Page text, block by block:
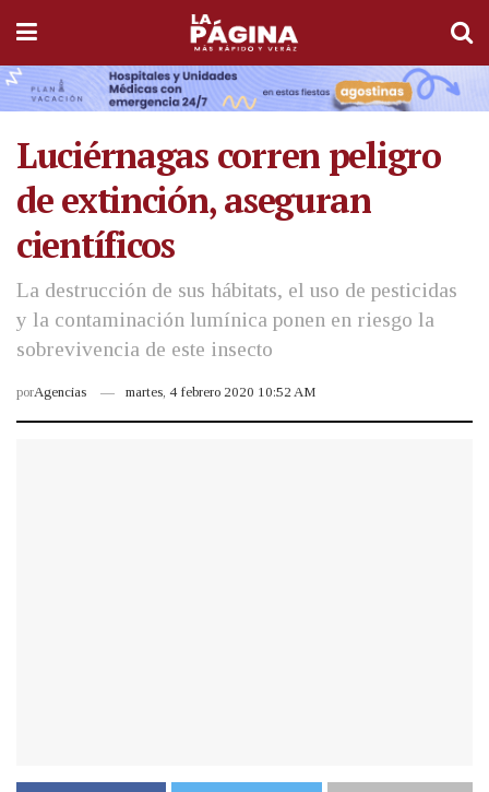
Luciérnagas corren peligro
de extinción, aseguran
científicos
La destrucción de sus hábitats, el uso de pesticidas
y la contaminación lumínica ponen en riesgo la
sobrevivencia de este insecto
porAgencias martes, 4 febrero 2020 10:52 AM